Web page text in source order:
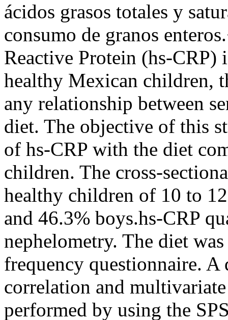
ácidos grasos totales y
consumo de granos
Reactive Protein (hs-CRP)
healthy Mexican children,
any relationship between
diet. The objective of this
of hs-CRP with the diet
children. The cross-
healthy children of 10 to
and 46.3% boys.hs-CRP
nephelometry. The diet
frequency questionnaire.
correlation and
performed by using the